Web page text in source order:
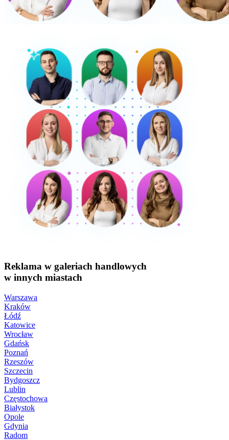
Reklama w galeriach handlowych
w innych miastach
Warszawa
Kraków
Łódź
Katowice
Wrocław
Gdańsk
Poznań
Rzeszów
Szczecin
Bydgoszcz
Lublin
Częstochowa
Białystok
Opole
Gdynia
Radom